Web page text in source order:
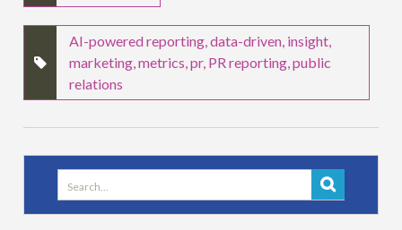
AI-powered reporting,data-driven, insight,
marketing,metrics,pr, PR reporting,public
relations
Search
for: